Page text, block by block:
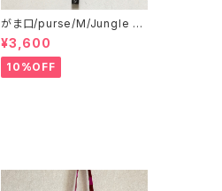
がま口/purse/M/Jungle H
ere
¥3,600
10%OFF